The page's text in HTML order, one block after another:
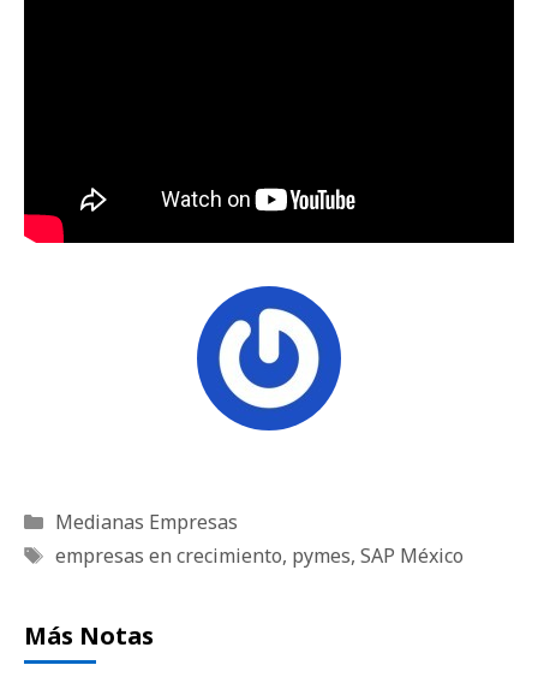
Categorías
Medianas Empresas
Etiquetas
empresas en crecimiento, pymes, SAP México
Más Notas